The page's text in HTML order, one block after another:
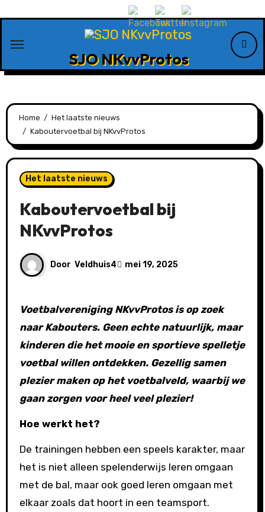
SJO NKvvProtos
Home
Het laatste nieuws
Kaboutervoetbal bij NKvvProtos
Het laatste nieuws
Kaboutervoetbal bij
NKvvProtos
Door Veldhuis4 mei 19, 2025
Voetbalvereniging NKvvProtos is op zoek
naar Kabouters. Geen echte natuurlijk, maar
kinderen die het mooie en sportieve spelletje
voetbal willen ontdekken. Gezellig samen
plezier maken op het voetbalveld, waarbij we
gaan zorgen voor heel veel plezier!
Hoe werkt het?
De trainingen hebben een speels karakter, maar
het is niet alleen spelenderwijs leren omgaan
met de bal, maar ook goed leren omgaan met
elkaar zoals dat hoort in een teamsport.